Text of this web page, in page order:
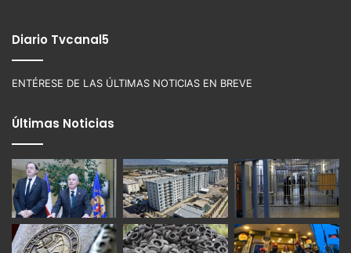
Diario Tvcanal5
ENTÉRESE DE LAS ÚLTIMAS NOTICIAS EN BREVE
Últimas Noticias